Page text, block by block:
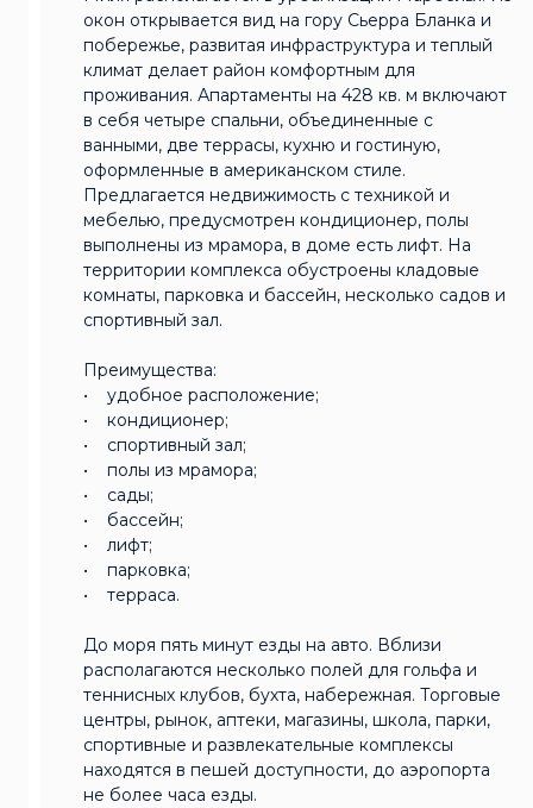
окон открывается вид на гору Сьерра Бланка и
побережье, развитая инфраструктура и теплый
климат делает район комфортным для
проживания. Апартаменты на 428 кв. м включают
в себя четыре спальни, объединенные с
ванными, две террасы, кухню и гостиную,
оформленные в американском стиле.
Предлагается недвижимость с техникой и
мебелью, предусмотрен кондиционер, полы
выполнены из мрамора, в доме есть лифт. На
территории комплекса обустроены кладовые
комнаты, парковка и бассейн, несколько садов и
спортивный зал.
Преимущества:
• удобное расположение;
• кондиционер;
• спортивный зал;
• полы из мрамора;
• сады;
• бассейн;
• лифт;
• парковка;
• терраса.
До моря пять минут езды на авто. Вблизи
располагаются несколько полей для гольфа и
теннисных клубов, бухта, набережная. Торговые
центры, рынок, аптеки, магазины, школа, парки,
спортивные и развлекательные комплексы
находятся в пешей доступности, до аэропорта
не более часа езды.